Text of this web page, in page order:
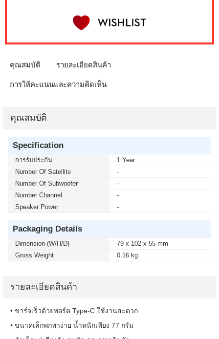
คุณสมบัติ รายละเอียดสินค้า
การให้คะแนนและความคิดเห็น
คุณสมบัติ
Specification
การรับประกัน
1 Year
Number Of Satellite
-
Number Of Subwoofer
-
Number Channel
-
Speaker Power
-
Packaging Details
Dimension (W/H/D)
79 x 102 x 55 mm
Gross Weight
0.16 kg
รายละเอียดสินค้า
• ชาร์จเร็วด้วยพอร์ต Type-C ใช้งานสะดวก
• ขนาดเล็กพกพาง่าย น้ำหนักเพียง 77 กรัม